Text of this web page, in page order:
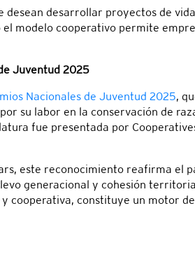
desean desarrollar proyectos de
modelo cooperativo permite
Juventud 2025
Nacionales de Juventud 2025,
su labor en la conservación de
fue presentada por
este reconocimiento reafirma el
generacional y cohesión
cooperativa, constituye un motor